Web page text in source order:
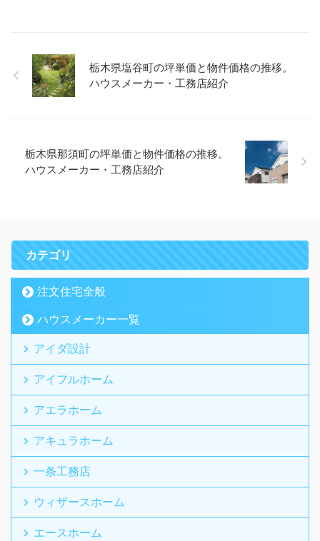
栃木県塩谷町の坪単価と物件価格の推移。
ハウスメーカー・工務店紹介
栃木県那須町の坪単価と物件価格の推移。
ハウスメーカー・工務店紹介
カテゴリ
注文住宅全般
ハウスメーカー一覧
アイダ設計
アイフルホーム
アエラホーム
アキュラホーム
一条工務店
ウィザースホーム
エースホーム